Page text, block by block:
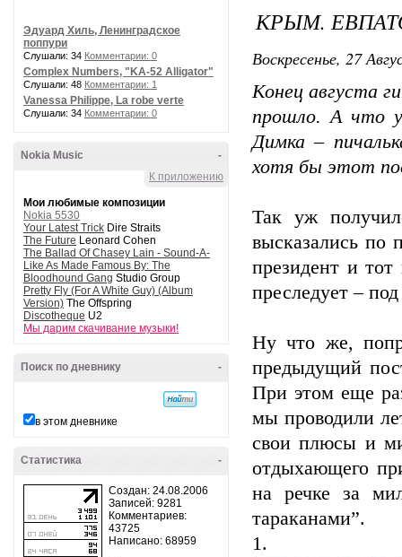
Эдуард Хиль, Ленинградское
поппури
Слушали: 34 Комментарии: 0
Complex Numbers, "KA-52 Alligator"
Слушали: 48 Комментарии: 1
Vanessa Philippe, La robe verte
Слушали: 34 Комментарии: 0
-
Nokia Music
К приложению
Мои любимые композиции
Nokia 5530
Your Latest Trick Dire Straits
The Future Leonard Cohen
The Ballad Of Chasey Lain - Sound-A-
Like As Made Famous By: The
Bloodhound Gang Studio Group
Pretty Fly (For A White Guy) (Album
Version) The Offspring
Discotheque U2
Мы дарим скачивание музыки!
-
Поиск по дневнику
в этом дневнике
-
Статистика
Создан: 24.08.2006
Записей: 9281
Комментариев:
43725
Написано: 68959
КРЫМ.
Воскресенье, 27
Конец августа
прошло. А что
Димка –
хотя бы этот
Так уж
высказались по
президент и
преследует –
Ну что же,
предыдущий
При этом еще
мы проводили
свои плюсы и
отдыхающего
на речке за
тараканами”.
1.